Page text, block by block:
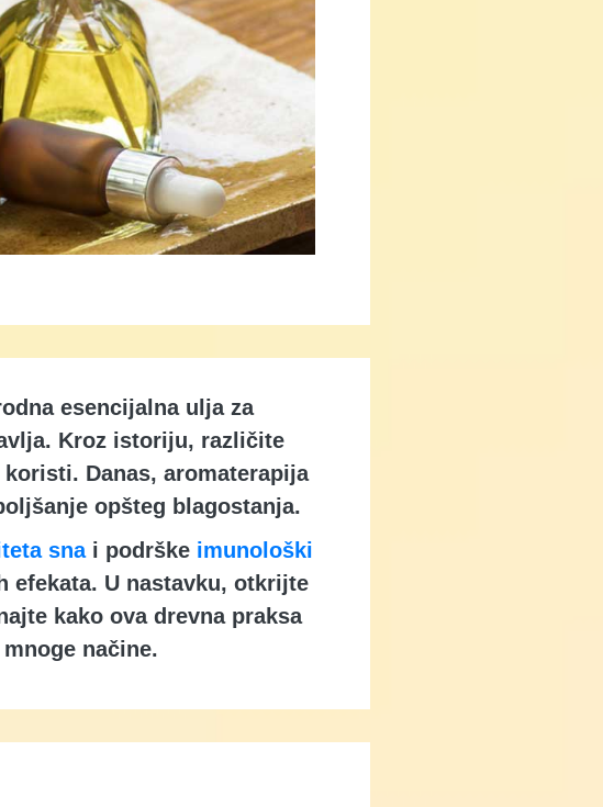
esencijalna ulja za
Kroz istoriju, različite
Danas, aromaterapija
opšteg blagostanja.
sna i podrške imunološki
efekata. U nastavku, otkrijte
kako ova drevna praksa
načine.